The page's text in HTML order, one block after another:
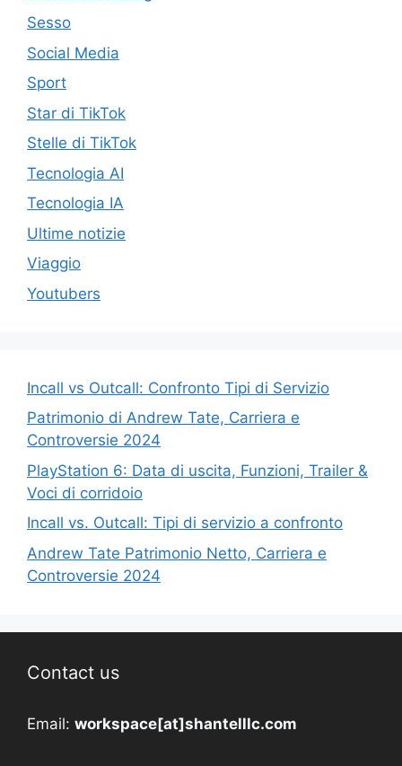
Sesso
Social Media
Sport
Star di TikTok
Stelle di TikTok
Tecnologia AI
Tecnologia IA
Ultime notizie
Viaggio
Youtubers
Incall vs Outcall: Confronto Tipi di Servizio
Patrimonio di Andrew Tate, Carriera e
Controversie 2024
PlayStation 6: Data di uscita, Funzioni, Trailer &
Voci di corridoio
Incall vs. Outcall: Tipi di servizio a confronto
Andrew Tate Patrimonio Netto, Carriera e
Controversie 2024
Contact us
Email: workspace[at]shantelllc.com